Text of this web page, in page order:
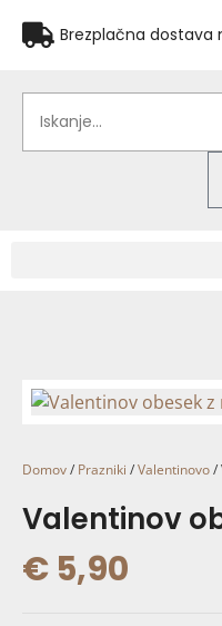
Brezplačna dostava
Domov/ Prazniki /Valentinovo/
Valentinov
€ 5,90